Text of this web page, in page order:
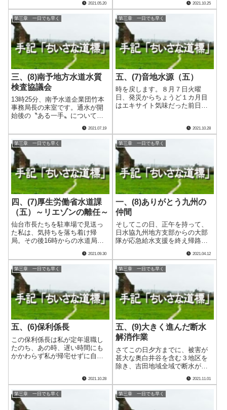
務部長から電話です。災害関連
が、７月31日に開催されること
が決まった.....
2021.05.20
多くの関係者の献身的努力によ
り、驚くべきスピードで稼働し
始めた両地域の代替浄水施設だ
ったのでしたが、早期の通水を
優先したことで日.....
2021.10.25
第三章 一日でも早く
三、(8)南予地方水道水質
検査協議会
13時25分、南予水道企業団竹本
事務局長の来室です。通水が開
始後の〝ある一手〟についてわ
ざわざ連絡に出向いてくれたの
です。 三間地域の代替浄水施
設の水源を農業用ため池の中山
池とすることは既知のとおりで
す。ただ、その上流には別の農
地が広がって.....
2021.07.19
第三章 一日でも早く
五、(7)音地水源（五）
時を戻します。８月７日火曜
日、発災からちょうど１カ月目
はエキサイト気味だった前日と
部の矢部部長から電話です。ず
くれているので、宇和島の状況
は逐一報告が上が.....
2021.10.28
第三章 一日でも早く
四、(7)厚生労働省水道課
（五）～リエゾンの離任～
仙台市長たちを駐車場で見送っ
た私は、気持ちを落ち着け帰
局。その後16時からの水道局・
部会議に臨みました。 出席者
全員から、この日の吉田開栓式
と前日の三間通水式で見えてき
たゴールを、現実のものとして
感じ始めている様.....
2021.09.30
第三章 一日でも早く
一、(8)ありがとう九州の
仲間
そしてこの日、正午を持って、
日水協九州地方支部からの大部
隊が応急給水支援を終え帰路に
わたる支援に感謝し航路を含む
長い道中の無事を祈りました。
いずれ必ずお礼に伺うことを心
に誓いながら。 ありがとう、
九州の仲間！ そ.....
2021.04.12
第三章 一日でも早く
五、(6)保利係長
この保利係長は私が定年退職し
たのち、あの時、遅い時間にも
かかわらず私が帰宅せずに自分
なからず役目を果たしてくれる
くれました。ただ、水道の知識
に乏しい私に対し.....
2021.10.28
第三章 一日でも早く
五、(9)大きく進んだ断水
解消作業
さてこの日夕方までに、被害が
甚大な奥白井谷を含む３地区を
除き、吉田地域全域で断水が解
よって、予想を遥かに上回るス
ピードで作業が進んでいるので
す。嬉しい誤算、いや、これま
で不便を強いていた皆さんの前
2021.11.01
第三章 一日でも早く 第三章 一日でも早く